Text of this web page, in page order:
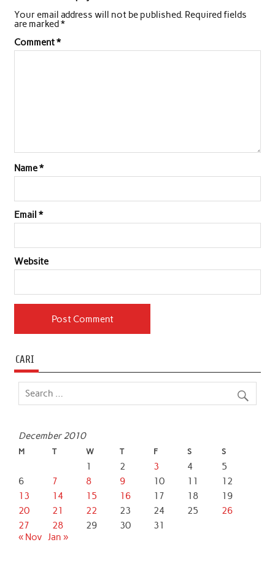
Your email address will not be published. Required fields
are marked*
Comment*
Name*
Email *
Website
CARI
December 2010
M T W T F S S
1 2 3 4
5
6
7 8 9 10 11
12
13
14 15 16 17 18
19
20
21 22 23 24 25
26
27
28 29 30
31
« Nov Jan »